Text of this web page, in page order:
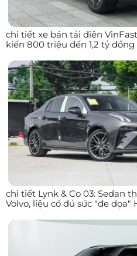
chi tiết xe bán tải điện
kiến 800 triệu đến 1,2 tỷ
chi tiết Lynk & Co 03: Sedan
Volvo, liệu có đủ sức "đe dọa"